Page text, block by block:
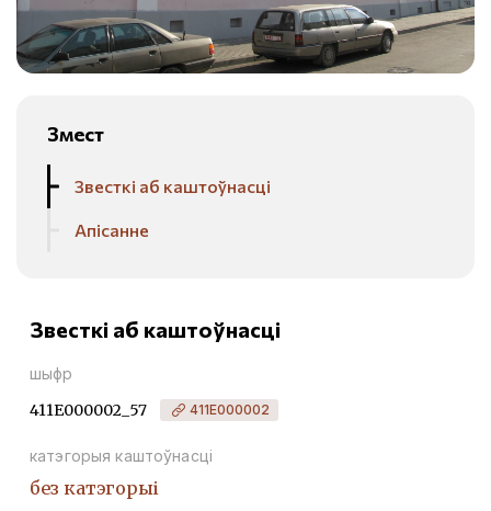
Змест
Звесткі аб каштоўнасці
Апісанне
Звесткі аб каштоўнасці
шыфр
411Е000002_57 411Е000002
катэгорыя каштоўнасці
без катэгорыі